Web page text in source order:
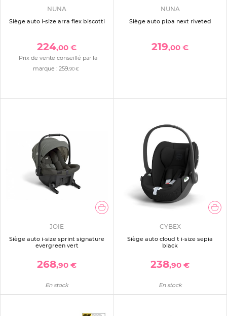
NUNA
Siège auto i-size arra flex biscotti
224,00 €
Prix de vente conseillé par la
marque : 259,90 €
NUNA
Siège auto pipa next riveted
219,00 €
JOIE
Siège auto i-size sprint signature
evergreen vert
268,90 €
En stock
CYBEX
Siège auto cloud t i-size sepia
black
238,90 €
En stock